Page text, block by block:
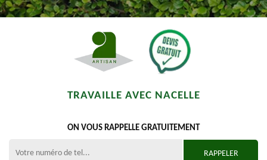
TRAVAILLE AVEC NACELLE
ON VOUS RAPPELLE GRATUITEMENT